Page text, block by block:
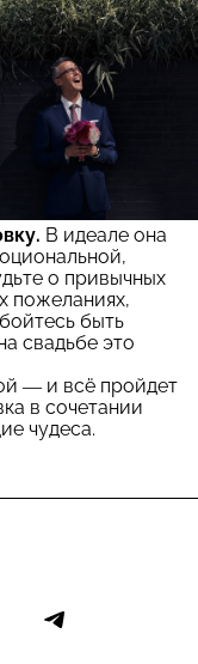
В идеале она
о привычных
пожеланиях,
быть
свадьбе это
— и всё пройдет
в сочетании
чудеса.